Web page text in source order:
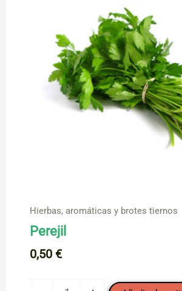
Hierbas, aromáticas y brotes tiernos
Perejil
0,50 €